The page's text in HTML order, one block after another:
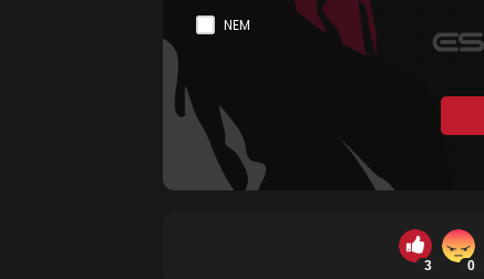
NEM
3 0